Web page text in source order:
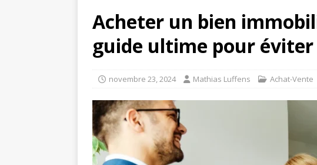
Acheter un bien
guide ultime pour éviter
novembre 23, 2024 Mathias Luffens Achat-Vente